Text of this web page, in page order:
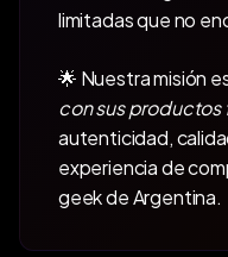
limitadas que no
🌟 Nuestra misión
con sus productos
autenticidad,
experiencia de
geek de Argentina.